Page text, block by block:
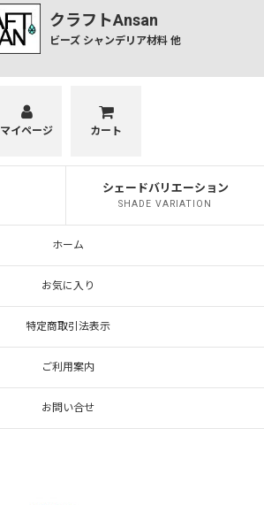
クラフトAnsan
ビーズ シャンデリア材料 他
シェードバリエーション
SHADE VARIATION
マイページ カート
ホーム
お気に入り
特定商取引法表示
ご利用案内
お問い合せ